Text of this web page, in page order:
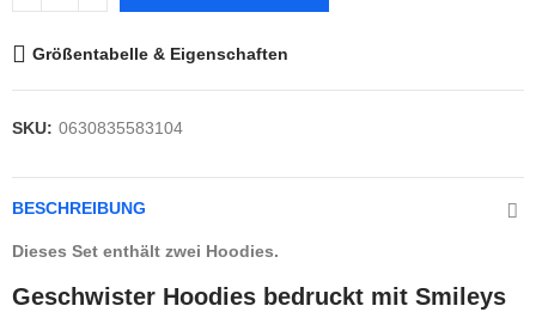
Größentabelle & Eigenschaften
SKU: 0630835583104
BESCHREIBUNG
Dieses Set enthält zwei Hoodies.
Geschwister Hoodies bedruckt mit Smileys